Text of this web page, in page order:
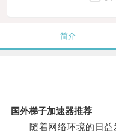
简介
国外梯子加速器推荐
随着网络环境的日益